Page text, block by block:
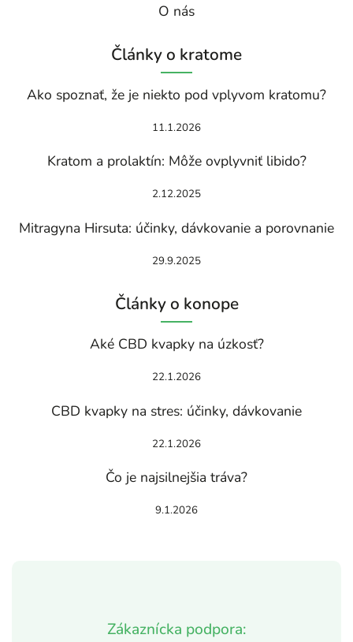
Zákaznícka podpora:
O nás
Články o kratome
Ako spoznať, že je niekto pod vplyvom kratomu?
11.1.2026
Kratom a prolaktín: Môže ovplyvniť libido?
2.12.2025
Mitragyna Hirsuta: účinky, dávkovanie a porovnanie
29.9.2025
Články o konope
Aké CBD kvapky na úzkosť?
22.1.2026
CBD kvapky na stres: účinky, dávkovanie
22.1.2026
Čo je najsilnejšia tráva?
9.1.2026